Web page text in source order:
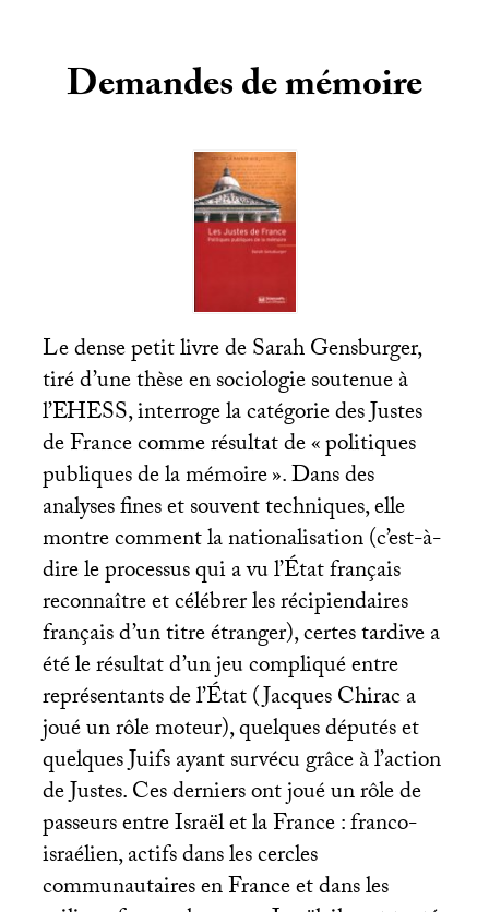
Demandes de mémoire
Le dense petit livre de Sarah Gensburger,
tiré d’une thèse en sociologie soutenue à
l’EHESS, interroge la catégorie des Justes
de France comme résultat de «politiques
publiques de la mémoire». Dans des
analyses fines et souvent techniques, elle
montre comment la nationalisation (c’est-à-
dire le processus qui a vu l’État français
reconnaître et célébrer les récipiendaires
français d’un titre étranger), certes tardive a
été le résultat d’un jeu compliqué entre
représentants de l’État (Jacques Chirac a
joué un rôle moteur), quelques députés et
quelques Juifs ayant survécu grâce à l’action
de Justes. Ces derniers ont joué un rôle de
passeurs entre Israël et la France : franco-
israélien, actifs dans les cercles
communautaires en France et dans les